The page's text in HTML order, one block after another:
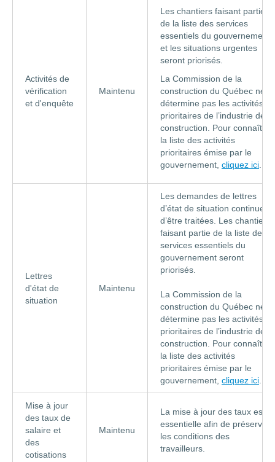
Activités de
vérification
et d'enquête
Maintenu
Les chantiers faisant partie
de la liste des services
essentiels du gouvernement
et les situations urgentes
seront priorisés.
La Commission de la
construction du Québec ne
détermine pas les activités
prioritaires de l’industrie de la
construction. Pour connaître
la liste des activités
prioritaires émise par le
gouvernement, cliquez ici
Lettres
d'état de
situation
Maintenu
Les demandes de lettres
d’état de situation continuent
d’être traitées. Les chantiers
faisant partie de la liste des
services essentiels du
gouvernement seront
priorisés.
La Commission de la
construction du Québec ne
détermine pas les activités
prioritaires de l’industrie de la
construction. Pour connaître
la liste des activités
prioritaires émise par le
gouvernement, cliquez ici
Mise à jour
des taux de
salaire et
des
cotisations
Maintenu
La mise à jour des taux est
essentielle afin de préserver
les conditions des
travailleurs.